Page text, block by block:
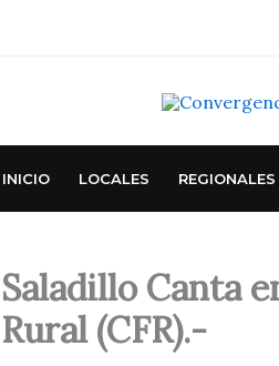
INICIO LOCALES REGIONALES
Saladillo Canta
Rural (CFR).-